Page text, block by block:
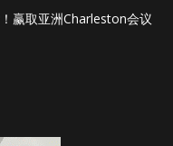
赢取亚洲Charleston会议